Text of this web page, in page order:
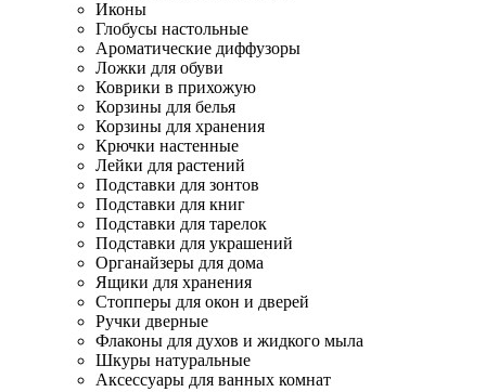
Иконы
Глобусы настольные
Ароматические диффузоры
Ложки для обуви
Коврики в прихожую
Корзины для белья
Корзины для хранения
Крючки настенные
Лейки для растений
Подставки для зонтов
Подставки для книг
Подставки для тарелок
Подставки для украшений
Органайзеры для дома
Ящики для хранения
Стопперы для окон и дверей
Ручки дверные
Флаконы для духов и жидкого мыла
Шкуры натуральные
Аксессуары для ванных комнат